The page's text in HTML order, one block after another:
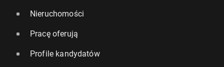
Nieruchomości
Pracę oferują
Profile kandydatów